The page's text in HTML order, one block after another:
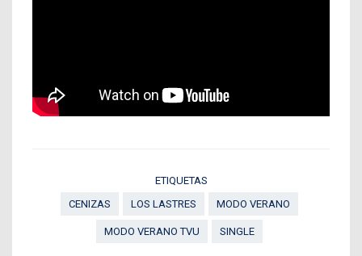
ETIQUETAS
CENIZAS
LOS LASTRES MODO VERANO
MODO VERANO TVU SINGLE